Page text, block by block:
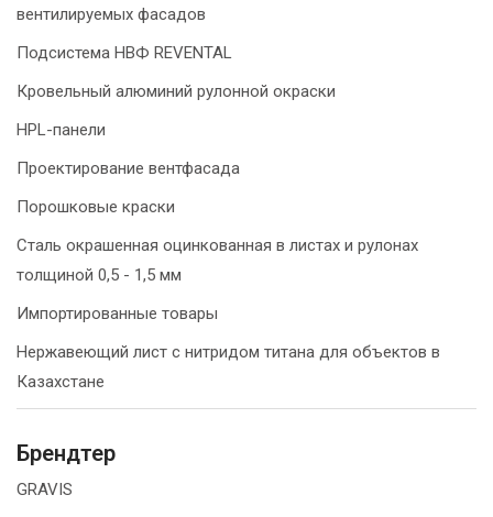
вентилируемых фасадов
Подсистема НВФ REVENTAL
Кровельный алюминий рулонной окраски
HPL-панели
Проектирование вентфасада
Порошковые краски
Сталь окрашенная оцинкованная в листах и рулонах
толщиной 0,5 - 1,5 мм
Импортированные товары
Нержавеющий лист с нитридом титана для объектов в
Казахстане
Брендтер
GRAVIS